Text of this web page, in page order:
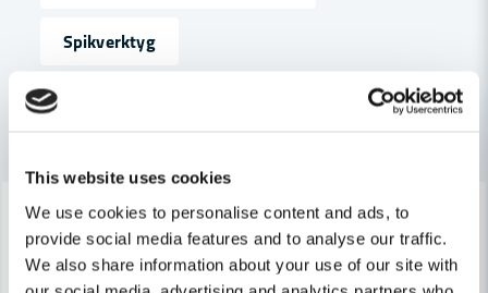
This website uses cookies
We use cookies to personalise content and ads, to
provide social media features and to analyse our traffic.
We also share information about your use of our site with
emailSpikverktyg
-6% -6%